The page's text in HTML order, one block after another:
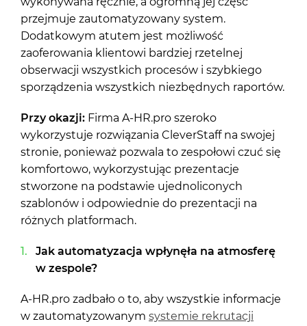
przejmuje zautomatyzowany system.
Dodatkowym atutem jest możliwość
zaoferowania klientowi bardziej rzetelnej
obserwacji wszystkich procesów i szybkiego
sporządzenia wszystkich niezbędnych raportów.
Przy okazji: Firma A-HR.pro szeroko
wykorzystuje rozwiązania CleverStaff na swojej
stronie, ponieważ pozwala to zespołowi czuć się
komfortowo, wykorzystując prezentacje
stworzone na podstawie ujednoliconych
szablonów i odpowiednie do prezentacji na
różnych platformach.
Jak automatyzacja wpłynęła na atmosferę
w zespole?
A-HR.pro zadbało o to, aby wszystkie informacje
w zautomatyzowanym systemie rekrutacji